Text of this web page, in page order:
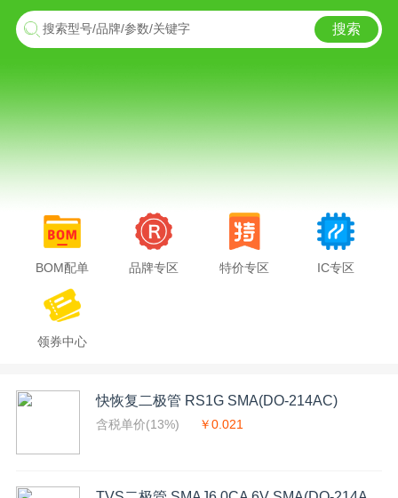
搜索型号/品牌/参数/关键字 搜索
BOM配单 品牌专区 特价专区 IC专区
领券中心
快恢复二极管 RS1G SMA(DO-214AC)
含税单价(13%) ￥0.021